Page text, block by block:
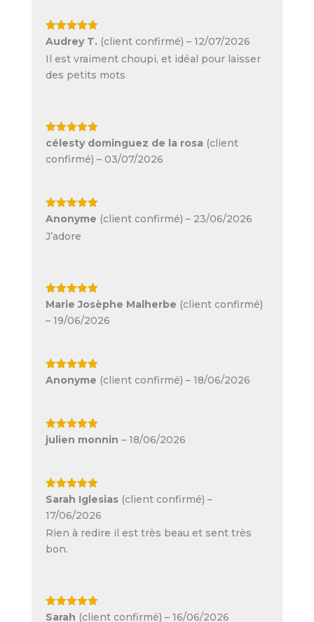
Note5sur
Audrey T. (client confirmé) – 12/07/2026
Il est vraiment choupi, et idéal pour laisser
des petits mots
Note5sur
célesty dominguez de la rosa (client
confirmé) – 03/07/2026
Note5sur
Anonyme (client confirmé) – 23/06/2026
J’adore
Note5sur
Marie Josèphe Malherbe (client confirmé)
– 19/06/2026
Note5sur
Anonyme (client confirmé) – 18/06/2026
Note5sur
5
julien monnin – 18/06/2026
Note5sur
Sarah Iglesias (client confirmé) –
17/06/2026
Rien à redire il est très beau et sent très
bon.
Note5sur
Sarah (client confirmé) – 16/06/2026